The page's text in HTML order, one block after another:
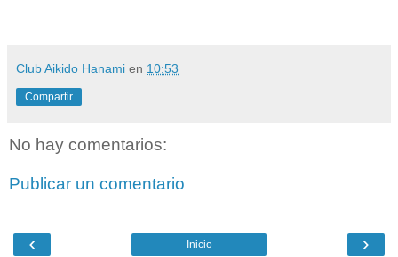
Club Aikido Hanami en 10:53
Compartir
No hay comentarios:
Publicar un comentario
‹ ›
Inicio